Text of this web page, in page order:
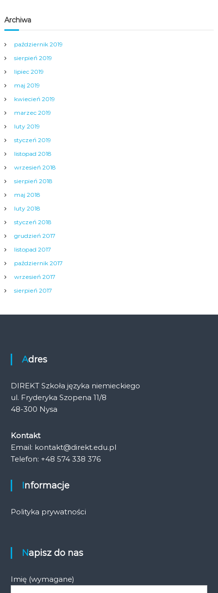
Archiwa
październik 2019
sierpień 2019
lipiec 2019
maj 2019
kwiecień 2019
marzec 2019
luty 2019
styczeń 2019
listopad 2018
wrzesień 2018
sierpień 2018
maj 2018
luty 2018
styczeń 2018
grudzień 2017
listopad 2017
październik 2017
wrzesień 2017
sierpień 2017
Adres
DIREKT Szkoła języka niemieckiego
ul. Fryderyka Szopena 11/8
48-300 Nysa
Kontakt
Email: kontakt@direkt.edu.pl
Telefon: +48 574 338 376
Informacje
Polityka prywatności
Napisz do nas
Imię (wymagane)